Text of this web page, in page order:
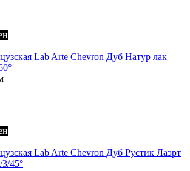
Lab Arte Chevron Дуб Натур лак
Lab Arte Chevron Дуб Рустик Лаэрт
45°